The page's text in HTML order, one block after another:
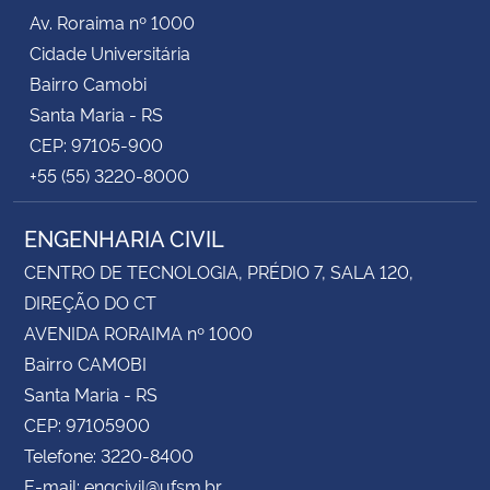
Av. Roraima nº 1000
Cidade Universitária
Bairro Camobi
Santa Maria - RS
CEP: 97105-900
+55 (55) 3220-8000
ENGENHARIA CIVIL
CENTRO DE TECNOLOGIA, PRÉDIO 7, SALA 120,
DIREÇÃO DO CT
AVENIDA RORAIMA nº 1000
Bairro CAMOBI
Santa Maria - RS
CEP: 97105900
Telefone: 3220-8400
E-mail: engcivil@ufsm.br